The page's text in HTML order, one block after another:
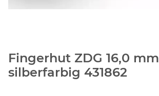
Fingerhut ZDG 16,0 mm
silberfarbig 431862